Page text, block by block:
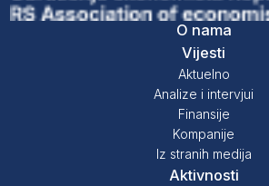
O nama
Vijesti
Aktuelno
Analize i intervjui
Finansije
Kompanije
Iz stranih medija
Aktivnosti